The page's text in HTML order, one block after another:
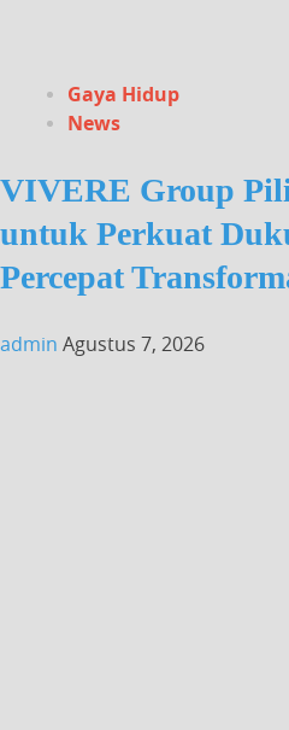
Gaya Hidup
News
VIVERE Group
untuk Perkuat
Percepat
admin Agustus 7, 2026